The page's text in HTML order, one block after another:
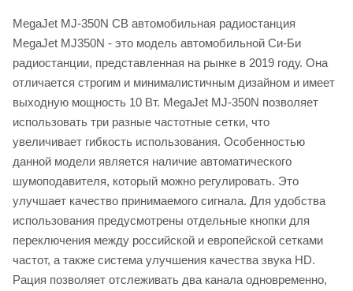
MegaJet MJ-350N СВ автомобильная радиостанция
MegaJet MJ350N - это модель автомобильной Си-Би
радиостанции, представленная на рынке в 2019 году. Она
отличается строгим и минималистичным дизайном и имеет
выходную мощность 10 Вт. MegaJet MJ-350N позволяет
использовать три разные частотные сетки, что
увеличивает гибкость использования. Особенностью
данной модели является наличие автоматического
шумоподавителя, который можно регулировать. Это
улучшает качество принимаемого сигнала. Для удобства
использования предусмотрены отдельные кнопки для
переключения между российской и европейской сетками
частот, а также система улучшения качества звука HD.
Рация позволяет отслеживать два канала одновременно,